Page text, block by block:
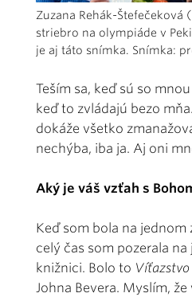
Zuzana Rehák-Štefečeková
striebro na olympiáde v
je aj táto snímka. Snímka:
Teším sa, keď sú so
keď to zvládajú bezo
dokáže všetko
nechýba, iba ja. Aj oni
Aký je váš vzťah s
Keď som bola na jednom
celý čas som pozerala
knižnici. Bolo to
Johna Bevera. Myslím,